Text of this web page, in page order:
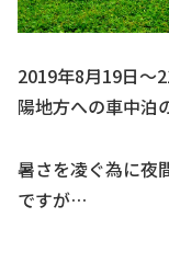
2019年8月19日～
陽地方への車中泊
暑さを凌ぐ為に夜
ですが…